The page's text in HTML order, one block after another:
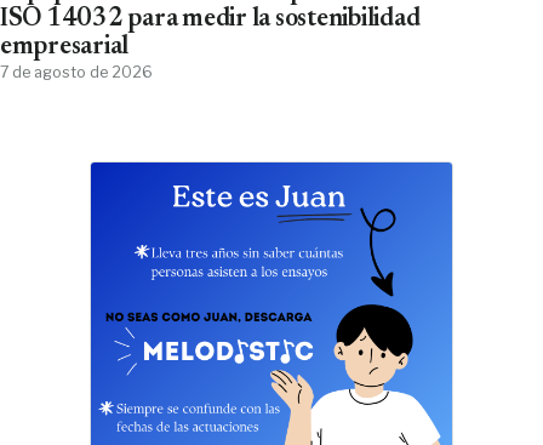
ISO 14032 para medir la sostenibilidad
empresarial
7 de agosto de 2026